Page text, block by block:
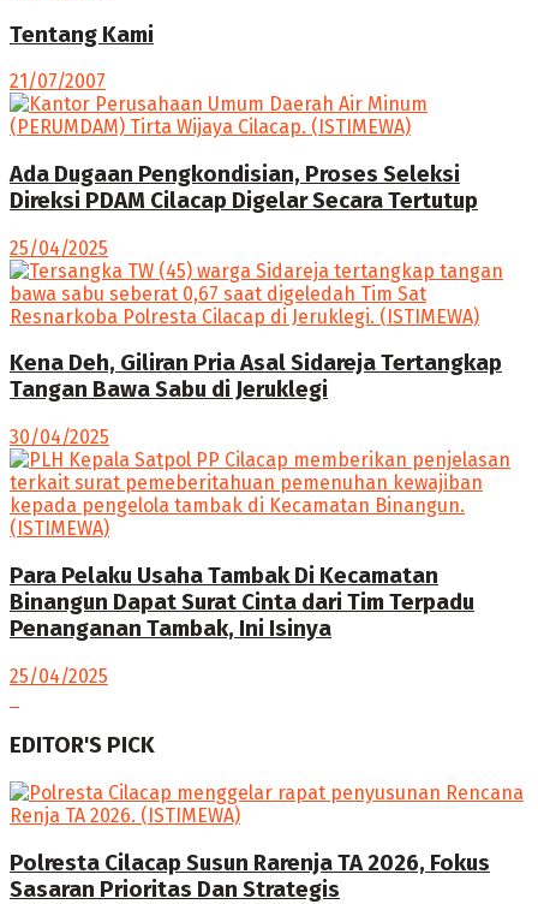
Tentang Kami
21/07/2007
Ada Dugaan Pengkondisian, Proses Seleksi
Direksi PDAM Cilacap Digelar Secara Tertutup
25/04/2025
Kena Deh, Giliran Pria Asal Sidareja Tertangkap
Tangan Bawa Sabu di Jeruklegi
30/04/2025
Para Pelaku Usaha Tambak Di Kecamatan
Binangun Dapat Surat Cinta dari Tim Terpadu
Penanganan Tambak, Ini Isinya
25/04/2025
EDITOR'S PICK
Polresta Cilacap Susun Rarenja TA 2026, Fokus
Sasaran Prioritas Dan Strategis